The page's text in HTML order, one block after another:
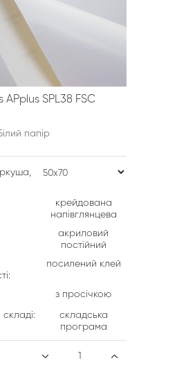
APplus SPL38 FSC
папір
крейдована
напівглянцева
акриловий
постійний
посилений клей
з просічкою
складська
програма